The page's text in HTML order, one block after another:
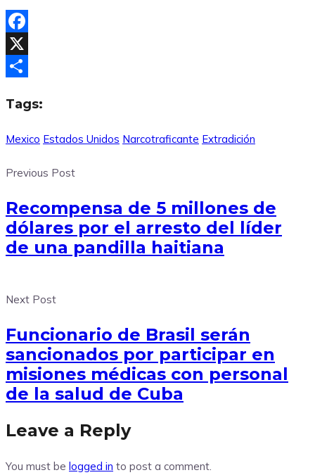
Facebook
X
Tags:
Mexico Estados Unidos Narcotraficante Extradición
Previous Post
Recompensa de 5 millones de
dólares por el arresto del líder
de una pandilla haitiana
Next Post
Funcionario de Brasil serán
sancionados por participar en
misiones médicas con personal
de la salud de Cuba
Leave a Reply
You must be logged in to post a comment.